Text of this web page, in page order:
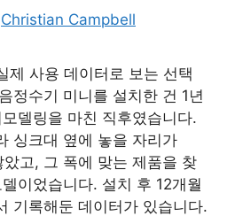
Christian Campbell
제 사용 데이터로 보는 선택
정수기 미니를 설치한 건 1년
델링을 마친 직후였습니다.
싱크대 옆에 놓을 자리가
고, 그 폭에 맞는 제품을 찾
이었습니다. 설치 후 12개월
기록해둔 데이터가 있습니다.